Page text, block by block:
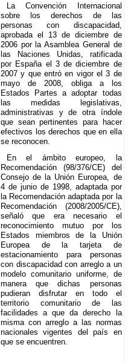
La Convención Internacional
sobre los derechos de las
personas con discapacidad,
aprobada el 13 de diciembre de
2006 por la Asamblea General de
las Naciones Unidas, ratificada
por España el 3 de diciembre de
2007 y que entró en vigor el 3 de
mayo de 2008, obliga a los
Estados Partes a adoptar todas
las medidas legislativas,
administrativas y de otra índole
que sean pertinentes para hacer
efectivos los derechos que en ella
se reconocen.
En el ámbito europeo, la
Recomendación (98/376/CE) del
Consejo de la Unión Europea, de
4 de junio de 1998, adaptada por
la Recomendación adaptada por la
Recomendación (2008/2005/CE),
señaló que era necesario el
reconocimiento mutuo por los
Estados miembros de la Unión
Europea de la tarjeta de
estacionamiento para personas
con discapacidad con arreglo a un
modelo comunitario uniforme, de
manera que dichas personas
pudieran disfrutar en todo el
territorio comunitario de las
facilidades a que da derecho la
misma con arreglo a las normas
nacionales vigentes del país en
que se encuentren.